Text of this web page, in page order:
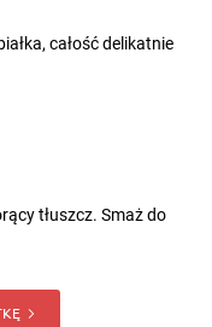
całość delikatnie
tłuszcz. Smaż do